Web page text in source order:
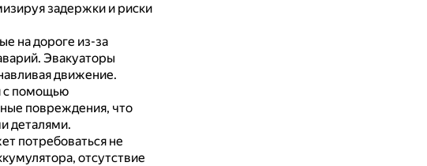
задержки и риски
на дороге из-за
Эвакуаторы
движение.
с помощью
повреждения, что
деталями.
потребоваться не
отсутствие